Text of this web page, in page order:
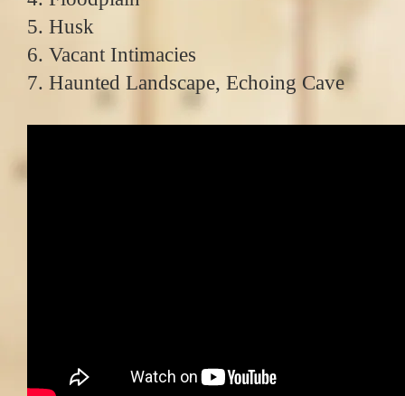
5. Husk
6. Vacant Intimacies
7. Haunted Landscape, Echoing Cave